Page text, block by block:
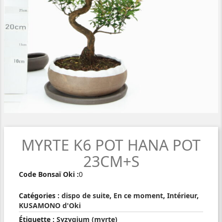
MYRTE K6 POT HANA POT
23CM+S
Code Bonsaï Oki :0
Catégories : dispo de suite, En ce moment, Intérieur,
KUSAMONO d'Oki
Étiquette : Syzygium (myrte)